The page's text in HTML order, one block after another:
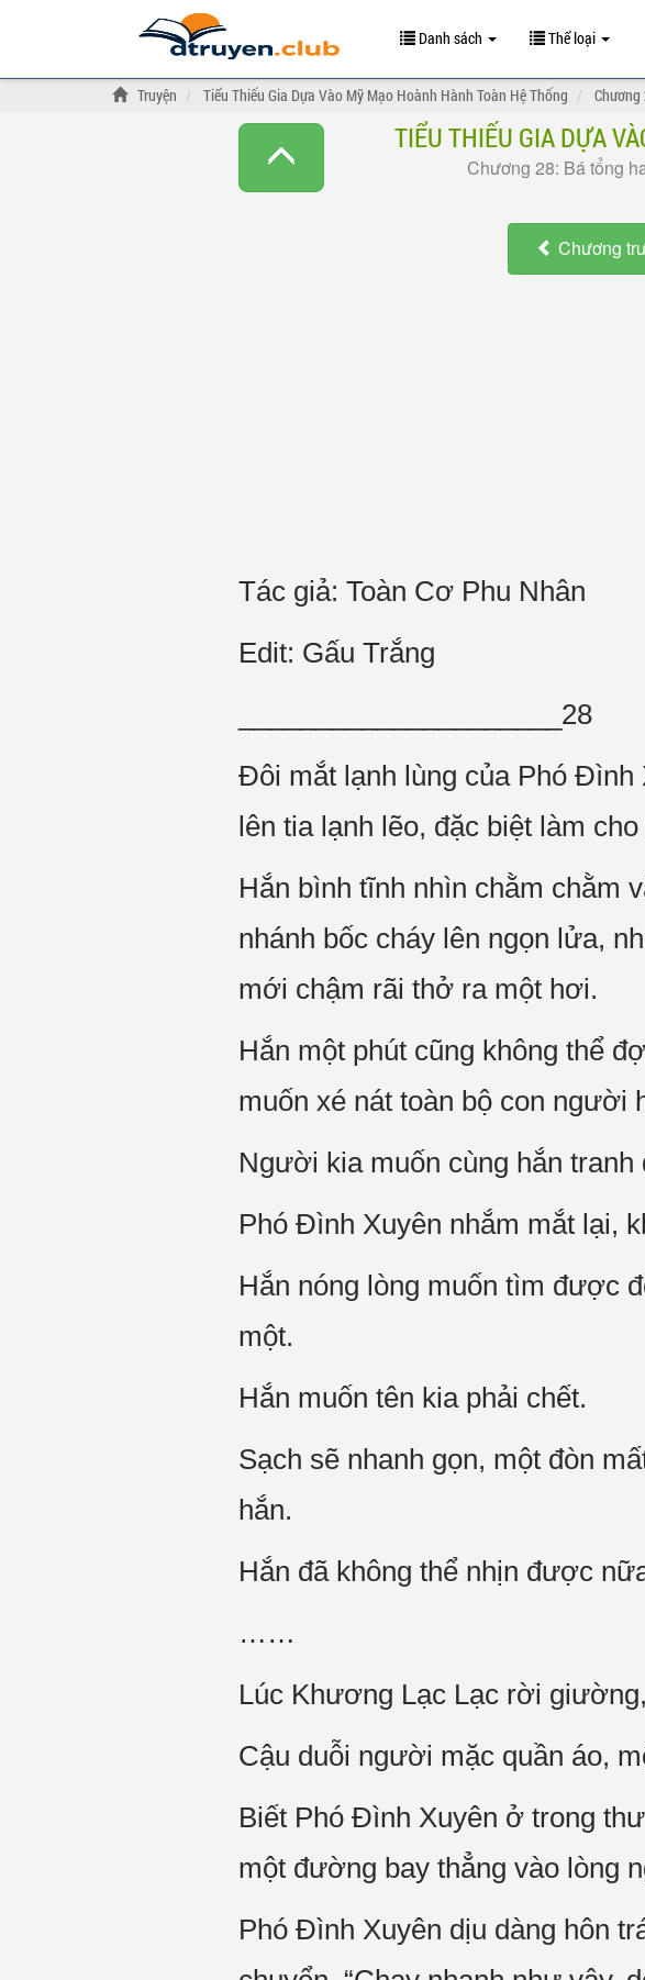
Danh sách Thể loại
Truyện Tiểu Thiếu Gia Dựa Vào Mỹ Mạo Hoành Hành Toàn Hệ Thống
TIỂU THIẾU GIA DỰA
Chương 28: Bá tổng
Chương
Tác giả: Toàn Cơ Phu Nhân
Edit: Gấu Trắng
_____________________28
Đôi mắt lạnh lùng của Phó Đình
lên tia lạnh lẽo, đặc biệt làm
Hắn bình tĩnh nhìn chằm chằm
nhánh bốc cháy lên ngọn lửa,
mới chậm rãi thở ra một hơi.
Hắn một phút cũng không thể
muốn xé nát toàn bộ con người
Người kia muốn cùng hắn
Phó Đình Xuyên nhắm mắt lại,
Hắn nóng lòng muốn tìm được
một.
Hắn muốn tên kia phải chết.
Sạch sẽ nhanh gọn, một đòn
hắn.
Hắn đã không thể nhịn được
……
Lúc Khương Lạc Lạc rời
Cậu duỗi người mặc quần áo,
Biết Phó Đình Xuyên ở trong
một đường bay thẳng vào lòng
Phó Đình Xuyên dịu dàng hôn